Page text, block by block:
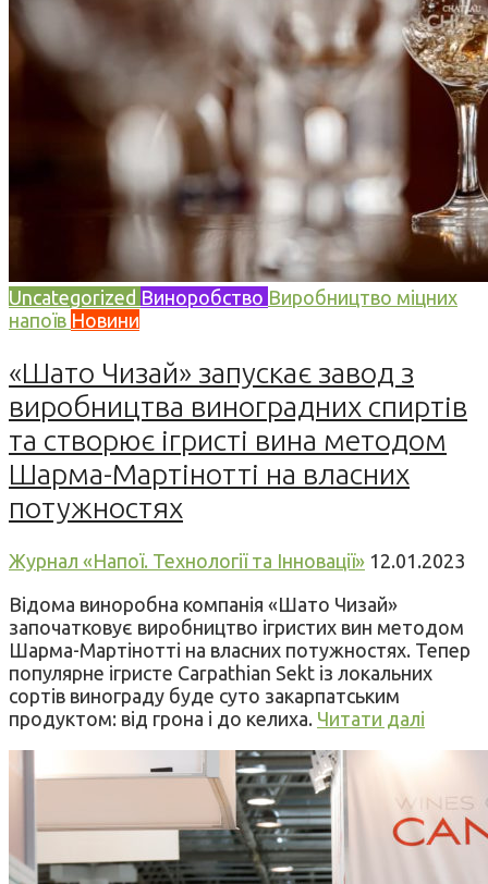
Uncategorized Виноробство Виробництво міцних
напоїв Новини
«Шато Чизай» запускає завод з
виробництва виноградних спиртів
та створює ігристі вина методом
Шарма-Мартінотті на власних
потужностях
Журнал «Напої. Технології та Інновації» 12.01.2023
Відома виноробна компанія «Шато Чизай»
започатковує виробництво ігристих вин методом
Шарма-Мартінотті на власних потужностях. Тепер
популярне ігристе Carpathian Sekt із локальних
сортів винограду буде суто закарпатським
продуктом: від грона і до келиха. Читати далі